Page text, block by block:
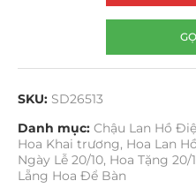
SKU: SD26513
Danh mục: Chậu Lan Hồ
Hoa Khai trương, Hoa Lan
Ngày Lễ 20/10, Hoa Tặng 20/
Lẵng Hoa Để Bàn